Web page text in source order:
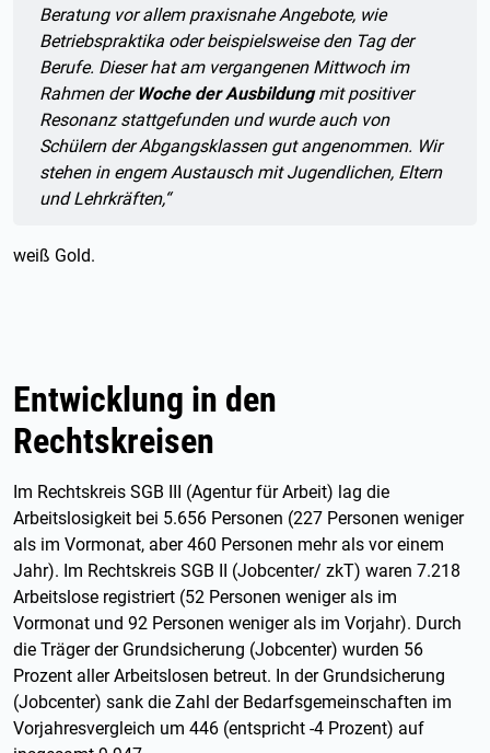
Beratung vor allem praxisnahe Angebote, wie
Betriebspraktika oder beispielsweise den Tag der
Berufe. Dieser hat am vergangenen Mittwoch im
Rahmen derWoche der Ausbildungmit positiver
Resonanz stattgefunden und wurde auch von
Schülern der Abgangsklassen gut angenommen. Wir
stehen in engem Austausch mit Jugendlichen, Eltern
und Lehrkräften,“
weiß Gold.
Entwicklung in den
Rechtskreisen
Im Rechtskreis SGB III (Agentur für Arbeit) lag die
Arbeitslosigkeit bei 5.656 Personen (227 Personen weniger
als im Vormonat, aber 460 Personen mehr als vor einem
Jahr). Im Rechtskreis SGB II (Jobcenter/ zkT) waren 7.218
Arbeitslose registriert (52 Personen weniger als im
Vormonat und 92 Personen weniger als im Vorjahr). Durch
die Träger der Grundsicherung (Jobcenter) wurden 56
Prozent aller Arbeitslosen betreut. In der Grundsicherung
(Jobcenter) sank die Zahl der Bedarfsgemeinschaften im
Vorjahresvergleich um 446 (entspricht -4 Prozent) auf